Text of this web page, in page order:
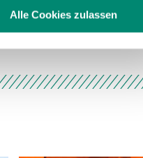
Alle Cookies zulassen
NÄCHSTER
2 Punkte gegen